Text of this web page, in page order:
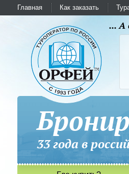
Главная Как заказать
... А
33 года в